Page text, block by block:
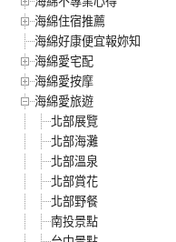
海綿住宿推薦
海綿好康便宜報妳知
海綿愛宅配
海綿愛按摩
海綿愛旅遊
北部展覽
北部海灘
北部溫泉
北部賞花
北部野餐
南投景點